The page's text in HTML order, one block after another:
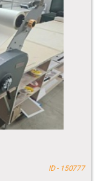
ID - 150777